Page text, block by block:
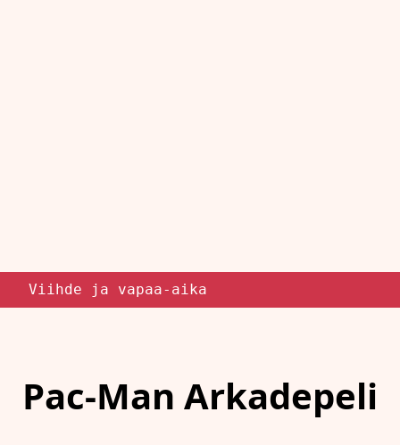
Viihde ja vapaa-aika
Pac-Man Arkadepeli